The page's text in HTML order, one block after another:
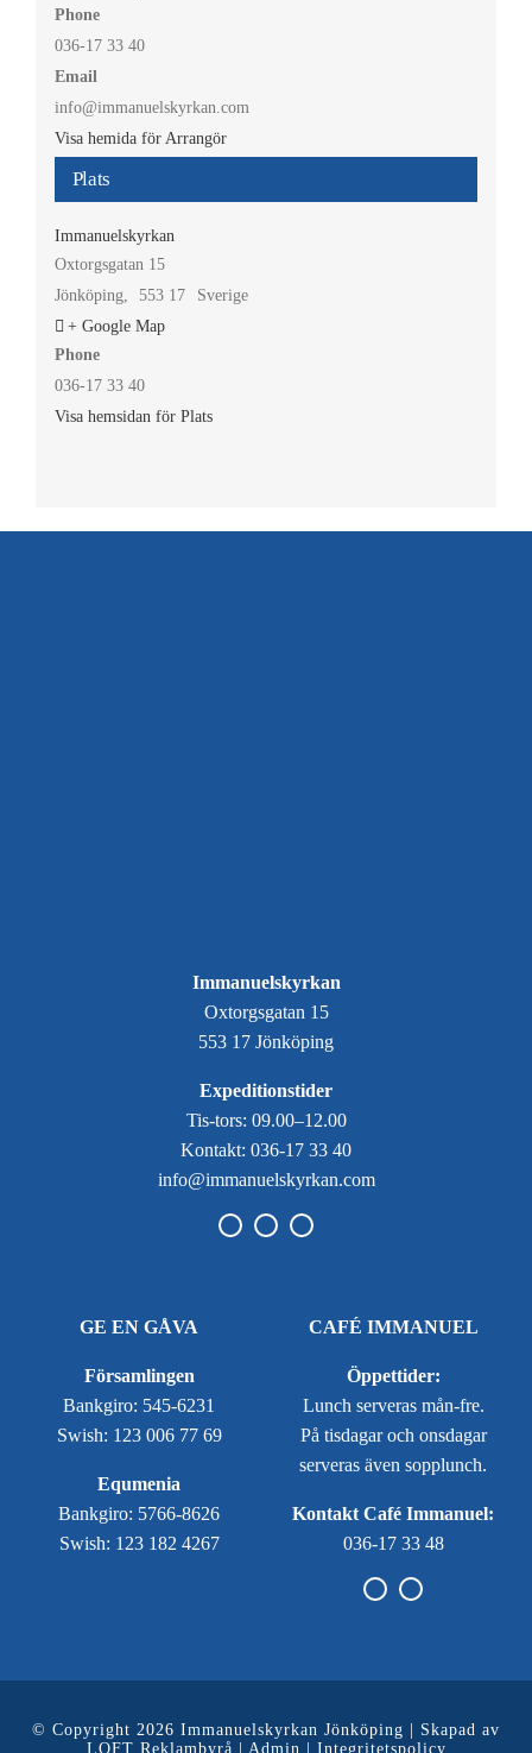
Plats
Immanuelskyrkan
Oxtorgsgatan 15
Jönköping, 553 17
Sverige
+ Google Map
Phone
036-17 33 40
Visa hemsidan för Plats
Phone
036-17 33 40
Email
info@immanuelskyrkan.com
Visa hemida för Arrangör
Immanuelskyrkan
Oxtorgsgatan 15
553 17 Jönköping
Expeditionstider
Tis-tors: 09.00–12.00
Kontakt: 036-17 33 40
info@immanuelskyrkan.com
GE EN GÅVA
Församlingen
Bankgiro: 545-6231
Swish: 123 006 77 69
Equmenia
Bankgiro: 5766-8626
Swish: 123 182 4267
CAFÉ IMMANUEL
Öppettider:
Lunch serveras mån-fre.
På tisdagar och onsdagar
serveras även sopplunch.
Kontakt Café Immanuel:
036-17 33 48
© Copyright 2026 Immanuelskyrkan Jönköping | Skapad av
LOFT Reklambyrå | Admin | Integritetspolicy